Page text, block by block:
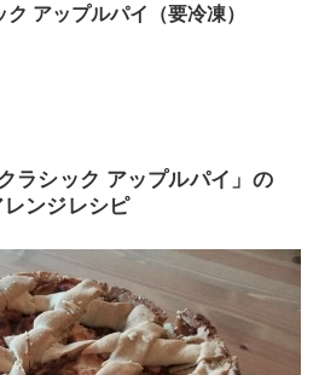
アップルパイ（要冷凍）
ラシック アップルパイ」の
ンジレシピ